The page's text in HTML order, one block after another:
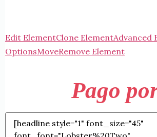
Edit ElementClone ElementAdvanced
OptionsMoveRemove Element
Pago